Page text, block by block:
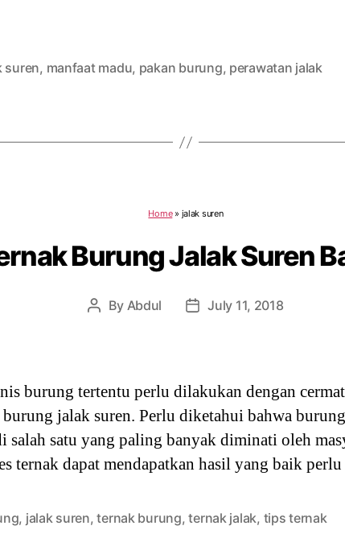
suren, manfaat madu, pakan burung, perawatan jalak
Home» jalak suren
Burung Jalak Suren
Post
By Abdul
PostJuly 11, 2018
burung tertentu perlu dilakukan dengan
jalak suren. Perlu diketahui bahwa
salah satu yang paling banyak diminati oleh
ternak dapat mendapatkan hasil yang baik
, jalak suren,ternak burung,ternak jalak, tips ternak